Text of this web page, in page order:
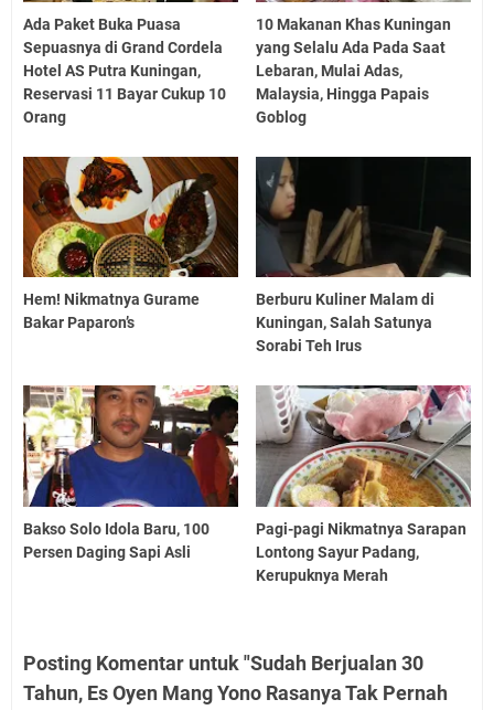
Ada Paket Buka Puasa
Sepuasnya di Grand Cordela
Hotel AS Putra Kuningan,
Reservasi 11 Bayar Cukup 10
Orang
10 Makanan Khas Kuningan
yang Selalu Ada Pada Saat
Lebaran, Mulai Adas,
Malaysia, Hingga Papais
Goblog
Hem! Nikmatnya Gurame
Bakar Paparon’s
Berburu Kuliner Malam di
Kuningan, Salah Satunya
Sorabi Teh Irus
Bakso Solo Idola Baru, 100
Persen Daging Sapi Asli
Pagi-pagi Nikmatnya Sarapan
Lontong Sayur Padang,
Kerupuknya Merah
Posting Komentar untuk "Sudah Berjualan 30
Tahun, Es Oyen Mang Yono Rasanya Tak Pernah